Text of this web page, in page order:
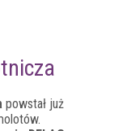
powstał już